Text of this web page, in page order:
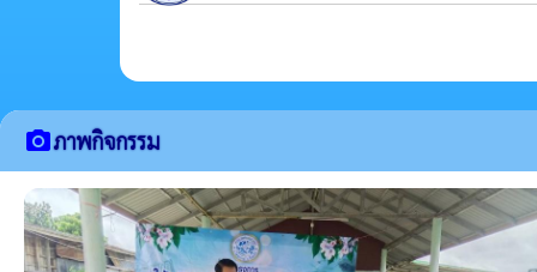
camera_altภาพกิจกรรม